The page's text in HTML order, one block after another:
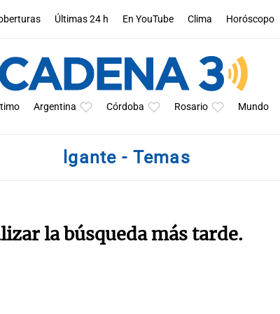
Últimas 24 h En YouTube Clima Horóscopo
Argentina Córdoba Rosario Mundo
lgante - Temas
la búsqueda más tarde.